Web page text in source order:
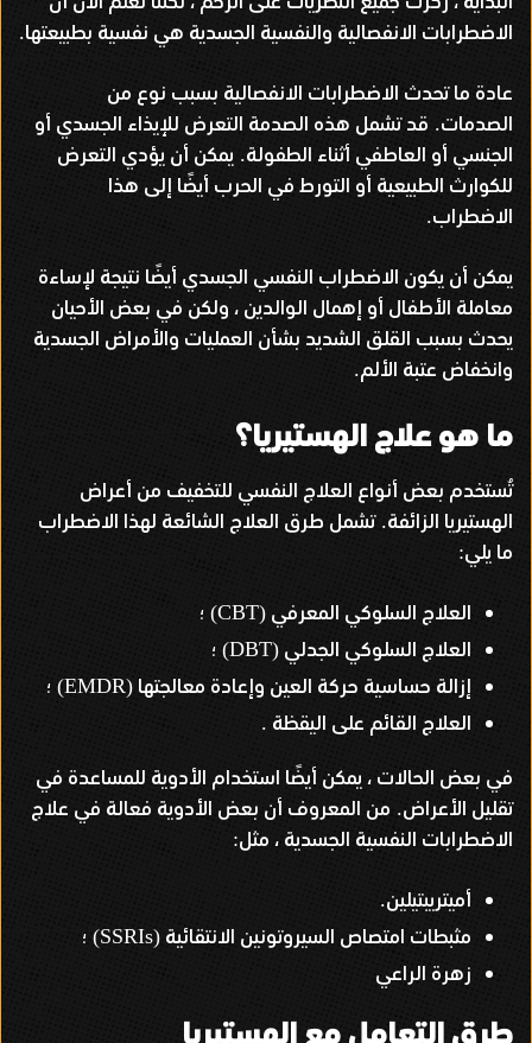
الاضطرابات الانفصالية والنفسية الجسدية هي نفسية بطبيعتها.
عادة ما تحدث الاضطرابات الانفصالية بسبب نوع من
الصدمات. قد تشمل هذه الصدمة التعرض للإيذاء الجسدي أو
الجنسي أو العاطفي أثناء الطفولة. يمكن أن يؤدي التعرض
للكوارث الطبيعية أو التورط في الحرب أيضًا إلى هذا
الاضطراب.
يمكن أن يكون الاضطراب النفسي الجسدي أيضًا نتيجة لإساءة
معاملة الأطفال أو إهمال الوالدين ، ولكن في بعض الأحيان
يحدث بسبب القلق الشديد بشأن العمليات والأمراض الجسدية
وانخفاض عتبة الألم.
ما هو علاج الهستيريا؟
تُستخدم بعض أنواع العلاج النفسي للتخفيف من أعراض
الهستيريا الزائفة.تشمل طرق العلاج الشائعة لهذا الاضطراب
ما يلي:
العلاج السلوكي المعرفي (CBT)
؛
العلاج السلوكي الجدلي (DBT)
؛
إزالة حساسية حركة العين وإعادة معالجتها (EMDR)
؛
العلاج القائم على اليقظة .
في بعض الحالات ، يمكن أيضًا استخدام الأدوية للمساعدة في
تقليل الأعراض. من المعروف أن بعض الأدوية فعالة في علاج
الاضطرابات النفسية الجسدية ، مثل:
أميتريبتيلين.
مثبطات امتصاص السيروتونين الانتقائية (SSRIs)
؛
زهرة الراعي
طرق التعامل مع الهستيريا